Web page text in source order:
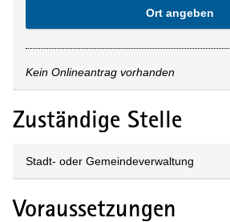
Ort angeben
Kein Onlineantrag vorhanden
Zuständige Stelle
Stadt- oder Gemeindeverwaltung
Voraussetzungen